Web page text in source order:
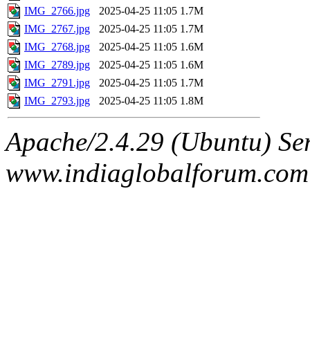
IMG_2766.jpg
2025-04-25 11:05 1.7M
IMG_2767.jpg
2025-04-25 11:05 1.7M
IMG_2768.jpg
2025-04-25 11:05 1.6M
IMG_2789.jpg
2025-04-25 11:05 1.6M
IMG_2791.jpg
2025-04-25 11:05 1.7M
IMG_2793.jpg
2025-04-25 11:05 1.8M
Apache/2.4.29 (Ubuntu)